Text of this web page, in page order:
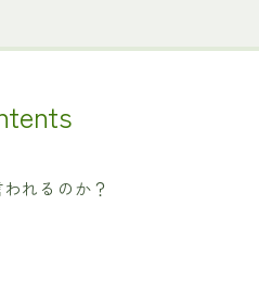
れるのか？